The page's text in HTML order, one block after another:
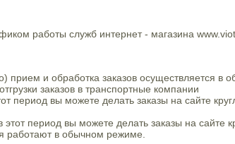
работы служб интернет - магазина
прием и обработка заказов осуществляется в
заказов в транспортные компании
период вы можете делать заказы на сайте
период вы можете делать заказы на сайте
работают в обычном режиме.